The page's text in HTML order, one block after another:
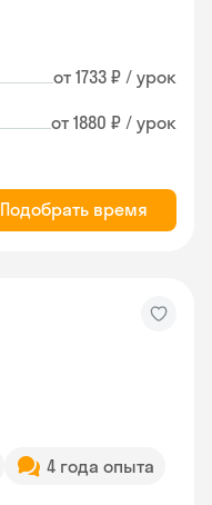
от 1733 ₽ / урок
от 1880 ₽ / урок
Подобрать время
4 года опыта